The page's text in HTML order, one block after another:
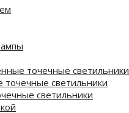
точечные светильники
точечные светильники
светильники